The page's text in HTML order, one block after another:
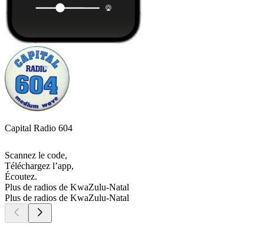
Capital Radio 604
Scannez le code,
Téléchargez l’app,
Écoutez.
Plus de radios de KwaZulu-Natal
Plus de radios de KwaZulu-Natal